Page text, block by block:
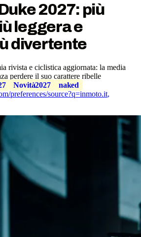
2027: più
leggera e
divertente
rivista e ciclistica aggiornata: la media
perdere il suo carattere ribelle
Novità2027
naked
preferences/source?q=inmoto.it,